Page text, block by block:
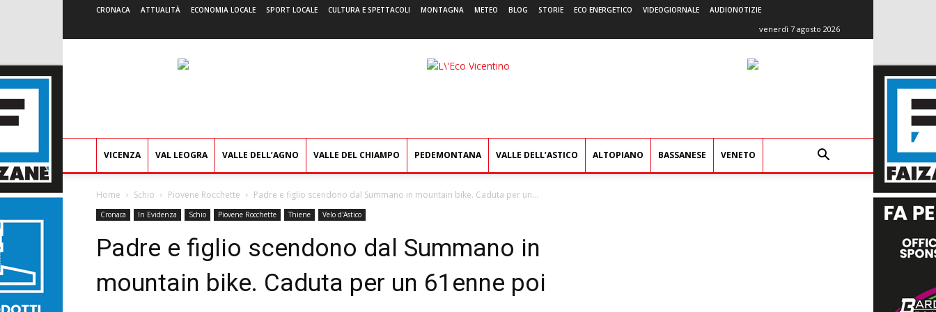
CRONACA ATTUALITÀ ECONOMIA LOCALE SPORT LOCALE CULTURA E SPETTACOLI MONTAGNA METEO BLOG STORIE ECO ENERGETICO VIDEOGIORNALE AUDIONOTIZIE
venerdì 7 agosto 2026
L'Eco
VICENZA VAL LEOGRA VALLE DELL’AGNO VALLE DEL CHIAMPO PEDEMONTANA VALLE DELL’ASTICO ALTOPIANO BASSANESE VENETO
Home Schio Piovene Rocchette Padre e figlio scendono dal Summano in mountain bike. Caduta per un...
Cronaca In Evidenza Schio Piovene Rocchette Thiene Velo d'Astico
Padre e figlio scendono dal Summano in
mountain bike. Caduta per un 61enne poi